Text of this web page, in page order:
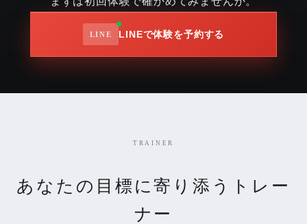
LINEで体験を予約する
TRAINER
あなたの目標に寄り添うトレー
ナー